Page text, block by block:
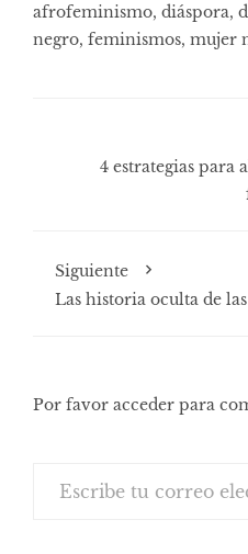
afrofeminismo, diáspora,
negro, feminismos, mujer
4 estrategias para
Siguiente
Las historia oculta de
Por favor acceder para